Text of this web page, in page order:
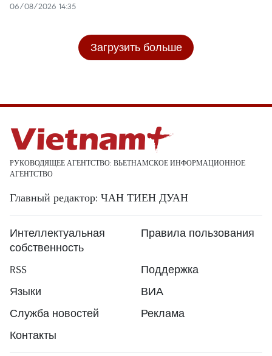
06/08/2026 14:35
Загрузить больше
РУКОВОДЯЩЕЕ АГЕНТСТВО: ВЬЕТНАМСКОЕ ИНФОРМАЦИОННОЕ
АГЕНТСТВО
Главный редактор: ЧАН ТИЕН ДУАН
Интеллектуальная
собственность
Правила пользования
RSS
Поддержка
Языки
ВИА
Служба новостей
Реклама
Контакты